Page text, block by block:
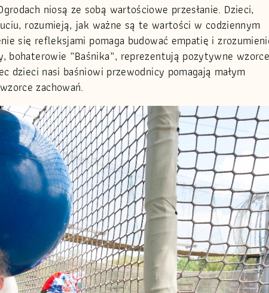
niosą ze sobą wartościowe przesłanie. Dzieci,
rozumieją, jak ważne są te wartości w codziennym
się refleksjami pomaga budować empatię i
bohaterowie „Baśnika”, reprezentują pozytywne
nasi baśniowi przewodnicy pomagają małym
zachowań.